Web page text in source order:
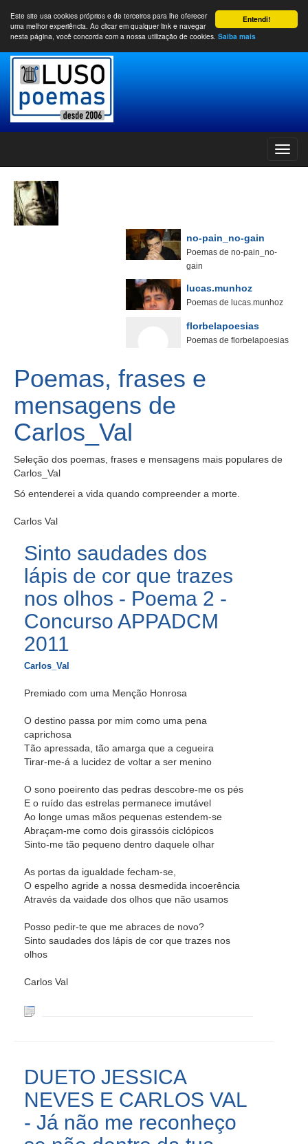
Entendi!
Este site usa cookies próprios e de terceiros para lhe oferecer
uma melhor experiência. Ao clicar em qualquer link e navegar
nesta página, você concorda com a nossa utilização de cookies. Saiba mais
no-pain_no-gain
Poemas de no-pain_no-
gain
lucas.munhoz
Poemas de lucas.munhoz
florbelapoesias
Poemas de florbelapoesias
Poemas, frases e
mensagens de
Carlos_Val
Seleção dos poemas, frases e mensagens mais populares de
Carlos_Val
Só entenderei a vida quando compreender a morte.
Carlos Val
Sinto saudades dos
lápis de cor que trazes
nos olhos - Poema 2 -
Concurso APPADCM
2011
Carlos_Val
Premiado com uma Menção Honrosa
O destino passa por mim como uma pena
caprichosa
Tão apressada, tão amarga que a cegueira
Tirar-me-á a lucidez de voltar a ser menino
O sono poeirento das pedras descobre-me os pés
E o ruído das estrelas permanece imutável
Ao longe umas mãos pequenas estendem-se
Abraçam-me como dois girassóis ciclópicos
Sinto-me tão pequeno dentro daquele olhar
As portas da igualdade fecham-se,
O espelho agride a nossa desmedida incoerência
Através da vaidade dos olhos que não usamos
Posso pedir-te que me abraces de novo?
Sinto saudades dos lápis de cor que trazes nos
olhos
Carlos Val
DUETO JESSICA
NEVES E CARLOS VAL
- Já não me reconheço